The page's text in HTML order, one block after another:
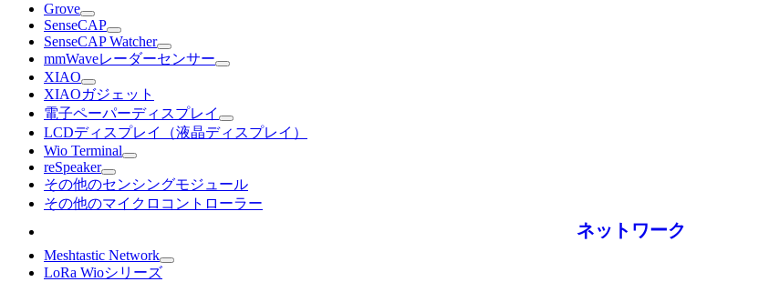
Grove
SenseCAP
SenseCAP Watcher
mmWaveレーダーセンサー
XIAO
XIAOガジェット
電子ペーパーディスプレイ
LCDディスプレイ（液晶ディスプレイ）
Wio Terminal
reSpeaker
その他のセンシングモジュール
その他のマイクロコントローラー
ネットワーク
Meshtastic Network
LoRa Wioシリーズ